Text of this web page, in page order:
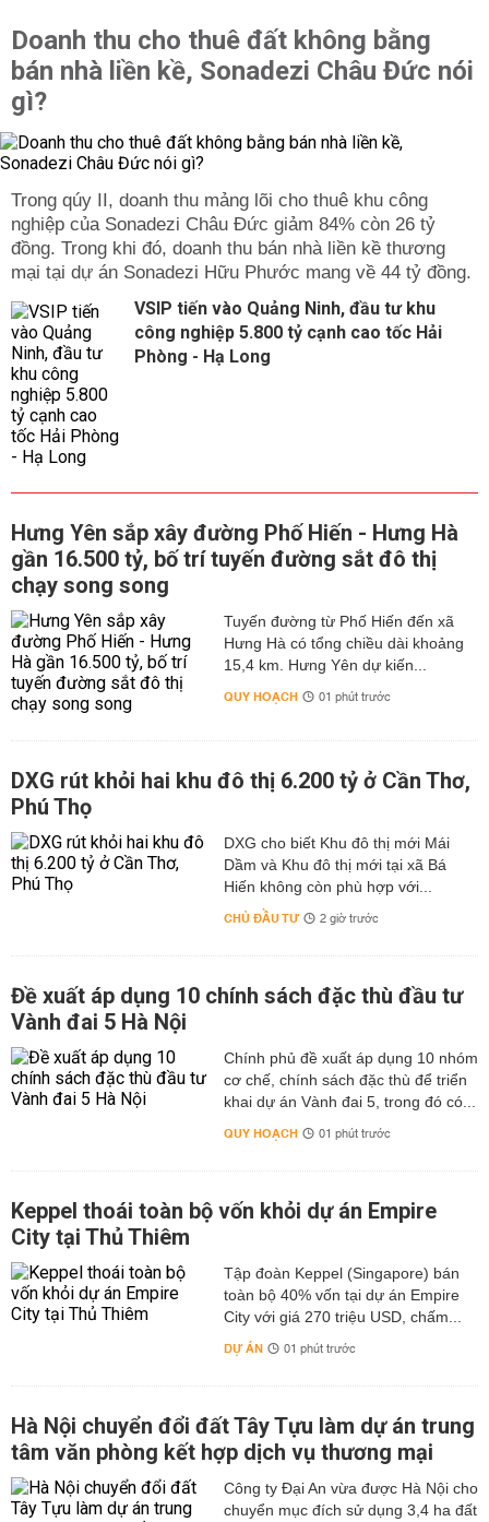
Doanh thu cho thuê đất không bằng
bán nhà liền kề, Sonadezi Châu Đức nói
gì?
Trong qúy II, doanh thu mảng lõi cho thuê khu công
nghiệp của Sonadezi Châu Đức giảm 84% còn 26 tỷ
đồng. Trong khi đó, doanh thu bán nhà liền kề thương
mại tại dự án Sonadezi Hữu Phước mang về 44 tỷ đồng.
VSIP tiến vào Quảng Ninh, đầu tư khu
công nghiệp 5.800 tỷ cạnh cao tốc Hải
Phòng - Hạ Long
Hưng Yên sắp xây đường Phố Hiến - Hưng Hà
gần 16.500 tỷ, bố trí tuyến đường sắt đô thị
chạy song song
Tuyến đường từ Phố Hiến đến xã
Hưng Hà có tổng chiều dài khoảng
15,4 km. Hưng Yên dự kiến...
QUY HOẠCH 01 phút trước
DXG rút khỏi hai khu đô thị 6.200 tỷ ở Cần Thơ,
Phú Thọ
DXG cho biết Khu đô thị mới Mái
Dầm và Khu đô thị mới tại xã Bá
Hiến không còn phù hợp với...
CHỦ ĐẦU TƯ 2 giờ trước
Đề xuất áp dụng 10 chính sách đặc thù đầu tư
Vành đai 5 Hà Nội
Chính phủ đề xuất áp dụng 10 nhóm
cơ chế, chính sách đặc thù để triển
khai dự án Vành đai 5, trong đó có...
QUY HOẠCH 01 phút trước
Keppel thoái toàn bộ vốn khỏi dự án Empire
City tại Thủ Thiêm
Tập đoàn Keppel (Singapore) bán
toàn bộ 40% vốn tại dự án Empire
City với giá 270 triệu USD, chấm...
DỰ ÁN 01 phút trước
Hà Nội chuyển đổi đất Tây Tựu làm dự án trung
tâm văn phòng kết hợp dịch vụ thương mại
Công ty Đại An vừa được Hà Nội cho
chuyển mục đích sử dụng 3,4 ha đất